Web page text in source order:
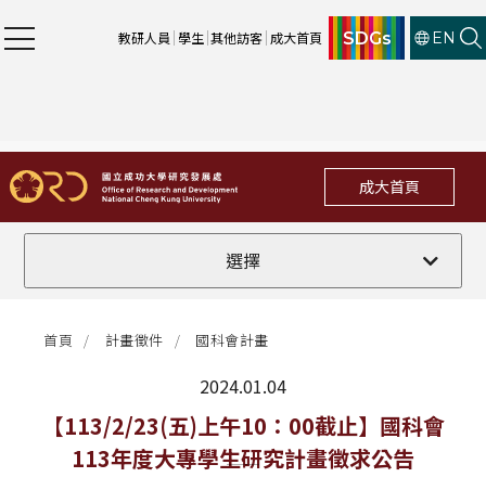
教研人員 學生 其他訪客 成大首頁 SDGs EN
成大首頁
選擇
全部
法規修訂
補助獎項
首頁 計畫徵件 國科會計畫
2024.01.04
最新消息
【113/2/23(五)上午10：00截止】國科會
113年度大專學生研究計畫徵求公告